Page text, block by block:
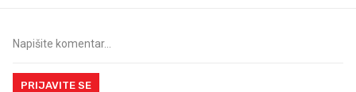
PRIJAVITE SE